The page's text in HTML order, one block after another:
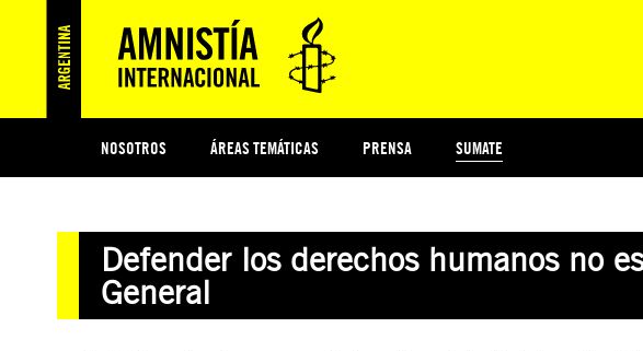
NOSOTROS ÁREAS TEMÁTICAS PRENSA SUMATE
PREGUNTAS FRECUENTES
Defender los derechos humanos no
General